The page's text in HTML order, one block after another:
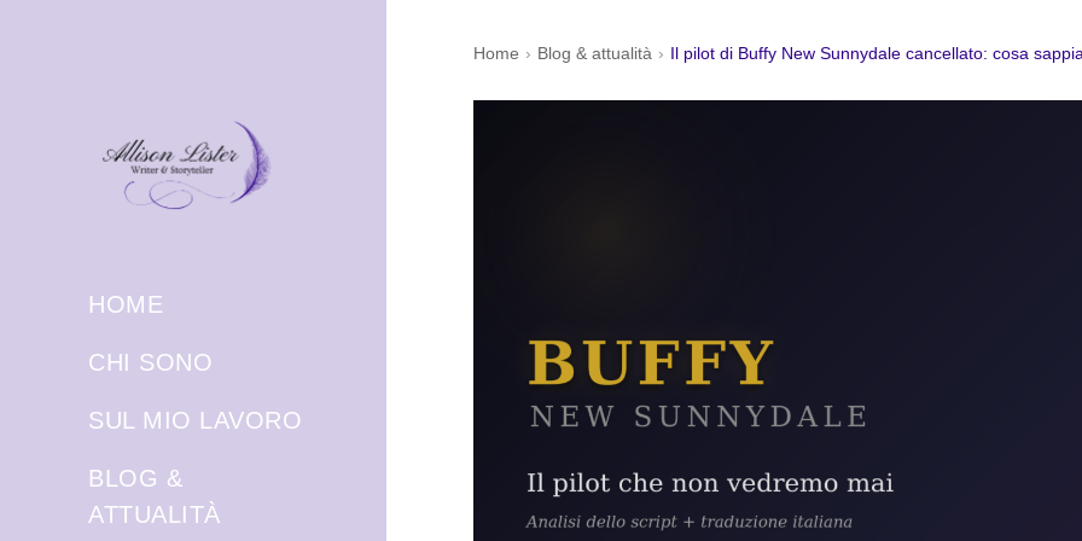
HOME
CHI SONO
SUL MIO LAVORO
BLOG &
ATTUALITÀ
Home › Blog & attualità › Il pilot di Buffy New Sunnydale cancellato: cosa